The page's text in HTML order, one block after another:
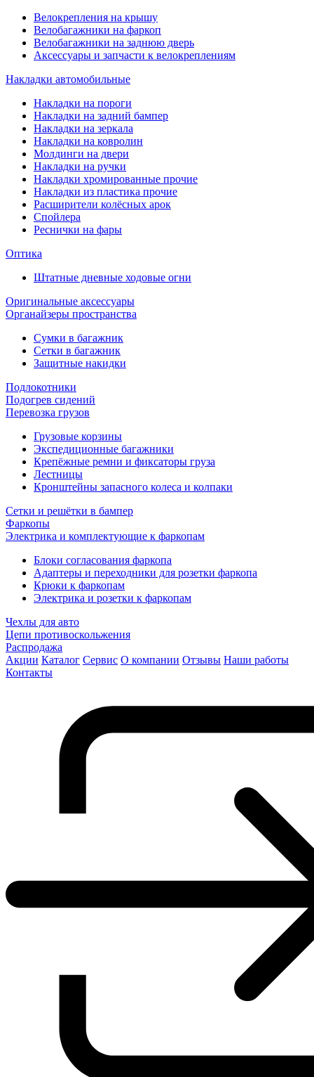
Велокрепления на крышу
Велобагажники на фаркоп
Велобагажники на заднюю дверь
Аксессуары и запчасти к велокреплениям
Накладки автомобильные
Накладки на пороги
Накладки на задний бампер
Накладки на зеркала
Накладки на ковролин
Молдинги на двери
Накладки на ручки
Накладки хромированные прочие
Накладки из пластика прочие
Расширители колёсных арок
Спойлера
Реснички на фары
Оптика
Штатные дневные ходовые огни
Оригинальные аксессуары
Органайзеры пространства
Сумки в багажник
Сетки в багажник
Защитные накидки
Подлокотники
Подогрев сидений
Перевозка грузов
Грузовые корзины
Экспедиционные багажники
Крепёжные ремни и фиксаторы груза
Лестницы
Кронштейны запасного колеса и колпаки
Сетки и решётки в бампер
Фаркопы
Электрика и комплектующие к фаркопам
Блоки согласования фаркопа
Адаптеры и переходники для розетки фаркопа
Крюки к фаркопам
Электрика и розетки к фаркопам
Чехлы для авто
Цепи противоскольжения
Распродажа
Акции Каталог Сервис О компании Отзывы Наши работы
Контакты